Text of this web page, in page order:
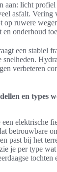
aan: licht
asfalt. Vering
ruwere
onderhoud
een stabiel
snelheden.
verbeteren
en types
elektrische
betrouwbare
past bij het
je per type
tochten